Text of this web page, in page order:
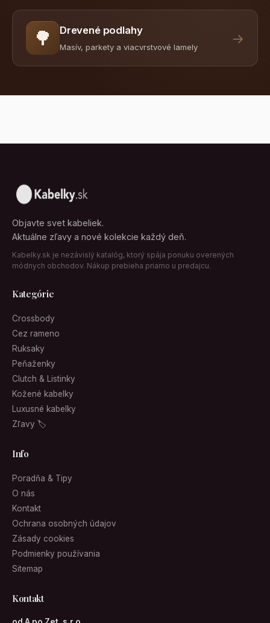
🌳 Drevené podlahy
Masív, parkety a viacvrstvové lamely
→
Objavte svet kabeliek.
Aktuálne zľavy a nové kolekcie každý deň.
Kabelky.sk je nezávislý katalóg, ktorý spája ponuku overených
módnych obchodov. Nákup prebieha priamo u predajcu.
Kategórie
Crossbody
Cez rameno
Ruksaky
Peňaženky
Clutch & Listinky
Kožené kabelky
Luxusné kabelky
Zľavy 🏷
Info
Poradňa & Tipy
O nás
Kontakt
Ochrana osobných údajov
Zásady cookies
Podmienky používania
Sitemap
Kontakt